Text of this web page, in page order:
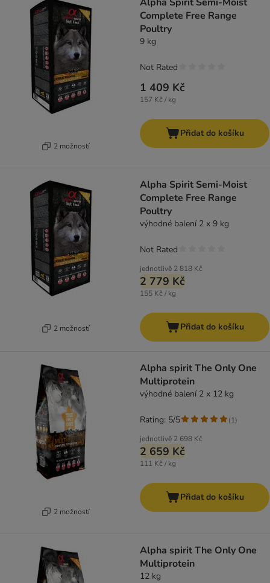
2 možností
Complete Free Range
Poultry
9 kg
1 409 Kč
157 Kč / kg
Not Rated
Přidat do košíku
2 možností
Alpha Spirit Semi-Moist
Complete Free Range
Poultry
výhodné balení 2 x 9 kg
jednotlivě 2 818 Kč
2 779 Kč
155 Kč / kg
Not Rated
Přidat do košíku
2 možností
Alpha spirit The Only One
Multiprotein
výhodné balení 2 x 12 kg
jednotlivě 2 698 Kč
2 659 Kč
111 Kč / kg
Rating: 5/5 (1)
Přidat do košíku
Alpha spirit The Only One
Multiprotein
12 kg